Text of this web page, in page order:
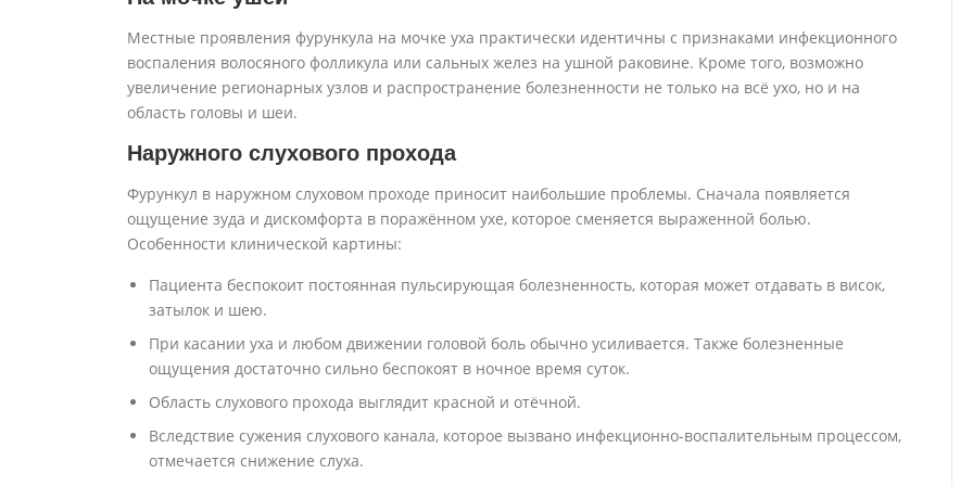
Местные проявления фурункула на мочке уха практически идентичны с признаками инфекционного
воспаления волосяного фолликула или сальных желез на ушной раковине. Кроме того, возможно
увеличение регионарных узлов и распространение болезненности не только на всё ухо, но и на
область головы и шеи.
Наружного слухового прохода
Фурункул в наружном слуховом проходе приносит наибольшие проблемы. Сначала появляется
ощущение зуда и дискомфорта в поражённом ухе, которое сменяется выраженной болью.
Особенности клинической картины:
Пациента беспокоит постоянная пульсирующая болезненность, которая может отдавать в висок,
затылок и шею.
При касании уха и любом движении головой боль обычно усиливается. Также болезненные
ощущения достаточно сильно беспокоят в ночное время суток.
Область слухового прохода выглядит красной и отёчной.
Вследствие сужения слухового канала, которое вызвано инфекционно-воспалительным процессом,
отмечается снижение слуха.